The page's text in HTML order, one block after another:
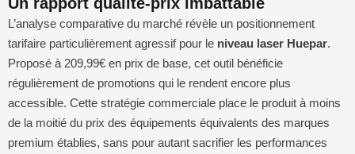
L’analyse comparative du marché révèle un positionnement
tarifaire particulièrement agressif pour le niveau laser Huepar.
Proposé à 209,99€ en prix de base, cet outil bénéficie
régulièrement de promotions qui le rendent encore plus
accessible. Cette stratégie commerciale place le produit à moins
de la moitié du prix des équipements équivalents des marques
premium établies, sans pour autant sacrifier les performances